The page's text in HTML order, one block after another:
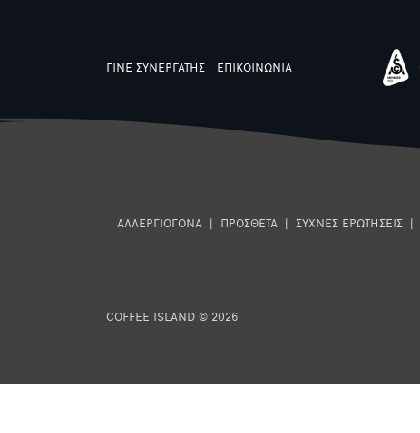
ΓΙΝΕ ΣΥΝΕΡΓΑΤΗΣ ΕΠΙΚΟΙΝΩΝΙΑ
ΑΛΛΕΡΓΙΟΓΟΝΑ ΠΡΟΣΘΕΤΑ ΣΥΧΝΕΣ ΕΡΩΤΗΣΕΙΣ
COFFEE ISLAND © 2026